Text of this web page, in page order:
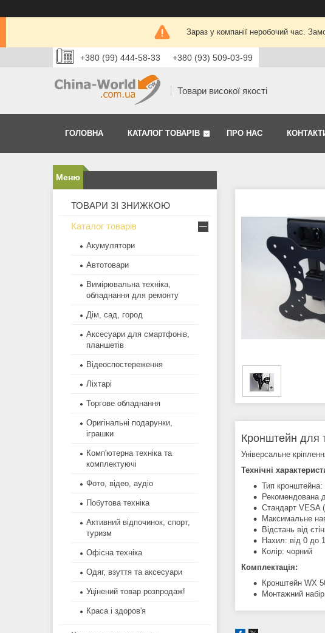
Зараз у компанії неробочий час.
+380 (99) 444-58-33 +380 (93) 509-03-99
Товари високої якості
ГОЛОВНА КАТАЛОГ ТОВАРІВ ПРО НАС
Кронштейн для
Універсальне
Технічні
Тип
Рекомендована
Стандарт VESA
Максимальне
Відстань від
Нахил: від 0 до
Колір: чорний
Комплектація:
Кронштейн WX
Монтажний набір
ТОВАРИ ЗІ ЗНИЖКОЮ
Каталог товарів
Акумулятори
Автотовари
Вимірювальна техніка,
обладнання для ремонту
Дім, сад, город
Аксесуари для смартфонів,
планшетів
Відеоспостереження
Ліхтарі
Торгове обладнання
Оригінальні подарунки,
іграшки
Комп'ютерна техніка та
комплектуючі
Фото, відео, аудіо
Побутова техніка
Активний відпочинок, спорт,
туризм
Офісна техніка
Одяг, взуття та аксесуари
Уцінений товар розпродаж!
Краса і здоров'я